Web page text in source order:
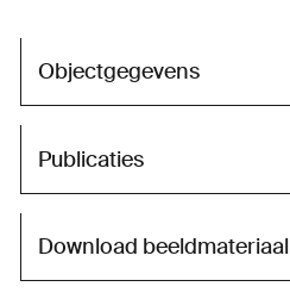
Objectgegevens
Publicaties
Download beeldmateriaal